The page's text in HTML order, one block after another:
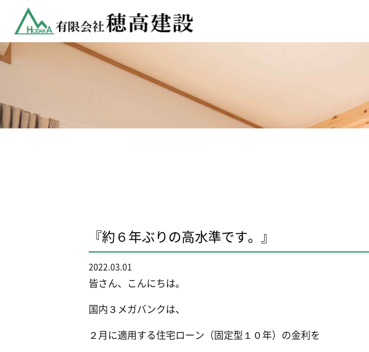
『約６年ぶりの高水準です。』
2022.03.01
皆さん、こんにちは。
国内３メガバンクは、
２月に適用する住宅ローン（固定型１０年）の金利を